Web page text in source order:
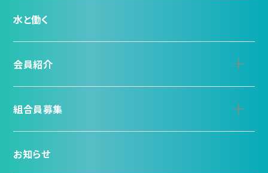
水と働く
会員紹介
組合員募集
お知らせ